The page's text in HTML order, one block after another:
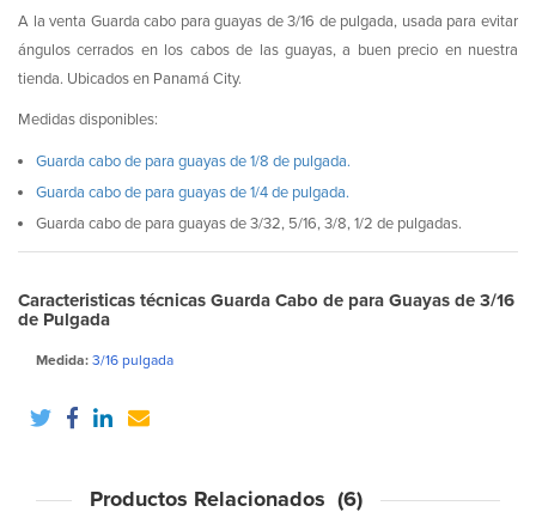
A la venta Guarda cabo para guayas de 3/16 de pulgada, usada para evitar
ángulos cerrados en los cabos de las guayas, a buen precio en nuestra
tienda. Ubicados en Panamá City.
Medidas disponibles:
Guarda cabo de para guayas de 1/8 de pulgada.
Guarda cabo de para guayas de 1/4 de pulgada.
Guarda cabo de para guayas de 3/32, 5/16, 3/8, 1/2 de pulgadas.
Caracteristicas técnicas Guarda Cabo de para Guayas de 3/16
de Pulgada
Medida: 3/16 pulgada
Productos Relacionados (6)